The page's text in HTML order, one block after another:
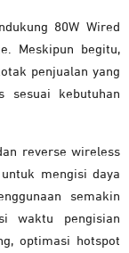
80W Wired
Meskipun begitu,
penjualan yang
sesuai kebutuhan
reverse wireless
mengisi daya
semakin
waktu pengisian
optimasi hotspot